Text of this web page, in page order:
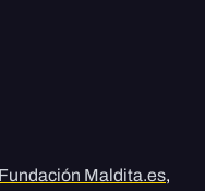
Fundación Maldita.es,